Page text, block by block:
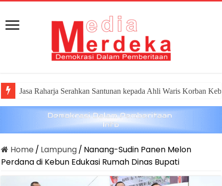
Jasa Raharja Serahkan Santunan kepada Ahli Waris Korban
Home / Lampung/ Nanang-Sudin Panen Melon
Perdana di Kebun Edukasi Rumah Dinas Bupati